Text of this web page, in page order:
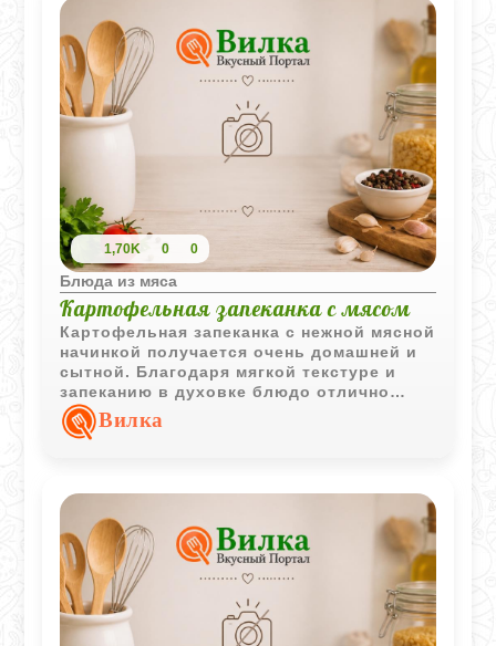
1,70K 0 0
Блюда из мяса
Картофельная запеканка с мясом
Картофельная запеканка с нежной мясной
начинкой получается очень домашней и
сытной. Благодаря мягкой текстуре и
запеканию в духовке блюдо отлично
подходит для детского семейного меню.
Вилка